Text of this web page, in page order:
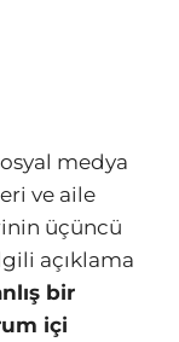
medya
ve aile
üçüncü
açıklama
bir
içi